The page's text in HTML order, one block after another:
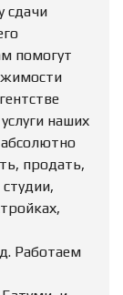
сдачи
помогут
наших
продать,
Работаем